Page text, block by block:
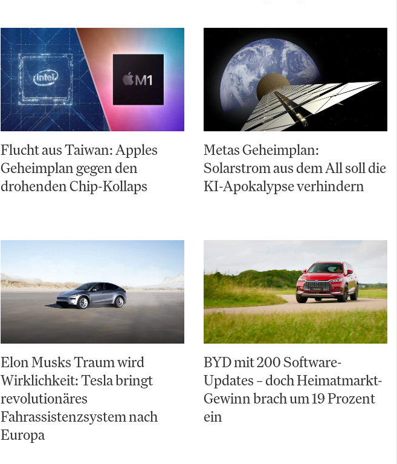
Flucht aus Taiwan: Apples
Geheimplan gegen den
drohenden Chip-Kollaps
Metas Geheimplan:
Solarstrom aus dem All soll die
KI-Apokalypse verhindern
Elon Musks Traum wird
Wirklichkeit: Tesla bringt
revolutionäres
Fahrassistenzsystem nach
Europa
BYD mit 200 Software-
Updates – doch Heimatmarkt-
Gewinn brach um 19 Prozent
ein